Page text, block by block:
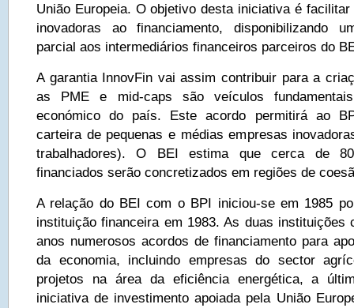
União Europeia. O objetivo desta iniciativa é
inovadoras ao financiamento, disponibilizando
parcial aos intermediários financeiros parceiros do
A garantia InnovFin vai assim contribuir para a
as PME e mid-caps são veículos
económico do país. Este acordo permitirá ao
carteira de pequenas e médias empresas
trabalhadores). O BEI estima que cerca de
financiados serão concretizados em regiões de
A relação do BEI com o BPI iniciou-se em 1985
instituição financeira em 1983. As duas instituições
anos numerosos acordos de financiamento para
da economia, incluindo empresas do sector
projetos na área da eficiência energética, a
iniciativa de investimento apoiada pela União